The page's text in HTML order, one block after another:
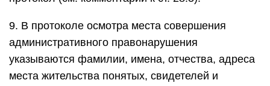
9. В протоколе осмотра места совершения
административного правонарушения
указываются фамилии, имена, отчества, адреса
места жительства понятых, свидетелей и